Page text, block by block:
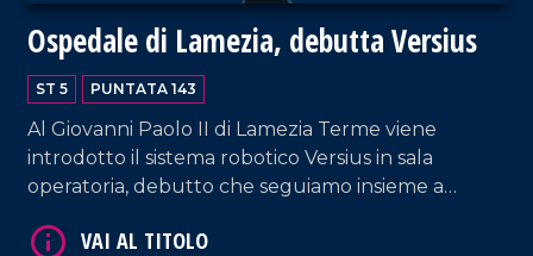
delle Farfalle" ascoltiamo le testimonianze di
famiglie e volontari. Approfondimento da Reggio
Calabria a cura di Elisa Barresi.
Ospedale di Lamezia, debutta Versius
ST 5 PUNTATA 143
Al Giovanni Paolo II di Lamezia Terme viene
introdotto il sistema robotico Versius in sala
operatoria, debutto che seguiamo insieme a
generale. La puntata vede la partecipazione del
VAI AL TITOLO